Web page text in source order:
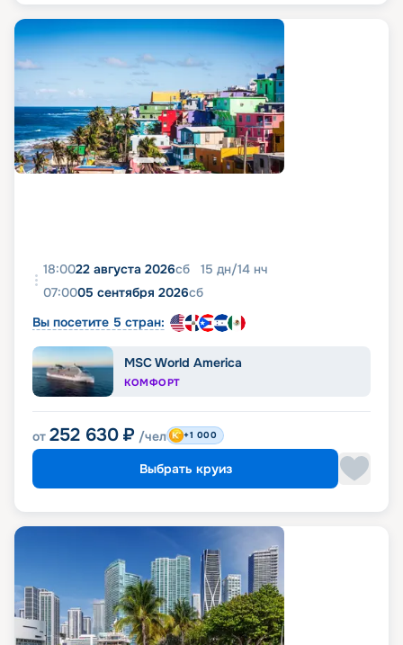
18:0022 августа 2026сб 15 дн/14 нч
07:0005 сентября 2026сб
Вы посетите 5 стран:
MSC World America
КОМФОРТ
от 252 630 ₽ /чел +1 000
Выбрать круиз